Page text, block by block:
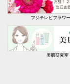
フジテレビフラワ
美肌研究室